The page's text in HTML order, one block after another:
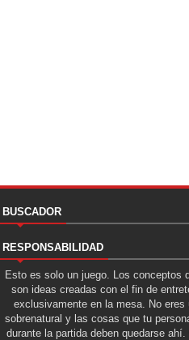
BUSCADOR
RESPONSABILIDAD
Esto es solo un juego. Los conceptos
son ideas creadas con el fin de
exclusivamente en la mesa. No eres
sobrenatural y las cosas que tu
durante la partida deben quedarse ahí.